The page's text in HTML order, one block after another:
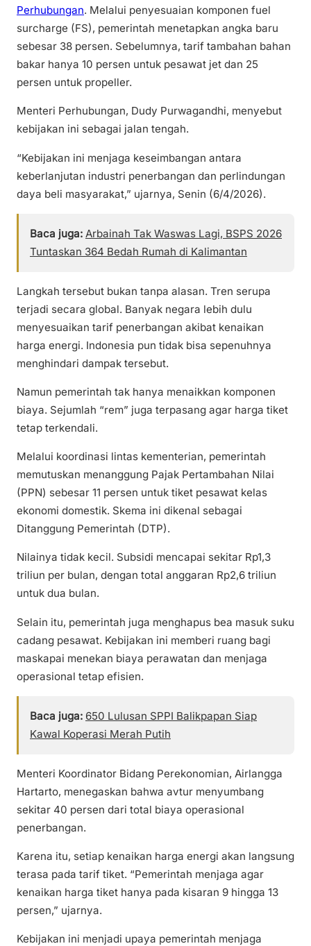
Perhubungan. Melalui penyesuaian komponen fuel
surcharge (FS), pemerintah menetapkan angka baru
sebesar 38 persen. Sebelumnya, tarif tambahan bahan
bakar hanya 10 persen untuk pesawat jet dan 25
persen untuk propeller.
Menteri Perhubungan, Dudy Purwagandhi, menyebut
kebijakan ini sebagai jalan tengah.
“Kebijakan ini menjaga keseimbangan antara
keberlanjutan industri penerbangan dan perlindungan
daya beli masyarakat,” ujarnya, Senin (6/4/2026).
Baca juga: Arbainah Tak Waswas Lagi, BSPS 2026
Tuntaskan 364 Bedah Rumah di Kalimantan
Langkah tersebut bukan tanpa alasan. Tren serupa
terjadi secara global. Banyak negara lebih dulu
menyesuaikan tarif penerbangan akibat kenaikan
harga energi. Indonesia pun tidak bisa sepenuhnya
menghindari dampak tersebut.
Namun pemerintah tak hanya menaikkan komponen
biaya. Sejumlah “rem” juga terpasang agar harga tiket
tetap terkendali.
Melalui koordinasi lintas kementerian, pemerintah
memutuskan menanggung Pajak Pertambahan Nilai
(PPN) sebesar 11 persen untuk tiket pesawat kelas
ekonomi domestik. Skema ini dikenal sebagai
Ditanggung Pemerintah (DTP).
Nilainya tidak kecil. Subsidi mencapai sekitar Rp1,3
triliun per bulan, dengan total anggaran Rp2,6 triliun
untuk dua bulan.
Selain itu, pemerintah juga menghapus bea masuk suku
cadang pesawat. Kebijakan ini memberi ruang bagi
maskapai menekan biaya perawatan dan menjaga
operasional tetap efisien.
Baca juga: 650 Lulusan SPPI Balikpapan Siap
Kawal Koperasi Merah Putih
Menteri Koordinator Bidang Perekonomian, Airlangga
Hartarto, menegaskan bahwa avtur menyumbang
sekitar 40 persen dari total biaya operasional
penerbangan.
Karena itu, setiap kenaikan harga energi akan langsung
terasa pada tarif tiket. “Pemerintah menjaga agar
kenaikan harga tiket hanya pada kisaran 9 hingga 13
persen,” ujarnya.
Kebijakan ini menjadi upaya pemerintah menjaga